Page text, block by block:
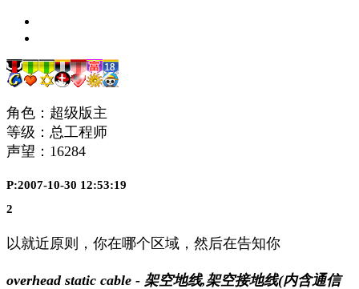
角色：超级版主
等级：总工程师
声望： 16284
P:2007-10-30 12:53:19
2
以就近原则，你在哪个区域，然后在告知你
overhead static cable - 架空地线,架空接地线(内含通信